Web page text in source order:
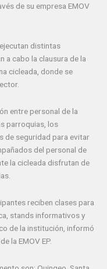
de su empresa EMOV
distintas
a cabo la clausura de la
cicleada, donde se
entre personal de la
parroquias, los
de seguridad para evitar
del personal de
la cicleada disfrutan de
reciben clases para
stands informativos y
de la institución, informó
la EMOV EP.